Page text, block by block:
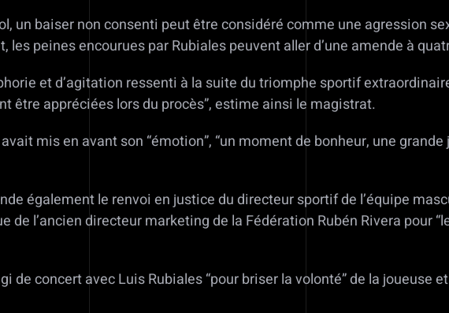
un baiser non consenti peut être considéré comme une agression
peines encourues par Rubiales peuvent aller d’une amende à
et d’agitation ressenti à la suite du triomphe sportif
être appréciées lors du procès”, estime ainsi le magistrat.
mis en avant son “émotion”, “un moment de bonheur, une
également le renvoi en justice du directeur sportif de l’équipe
l’ancien directeur marketing de la Fédération Rubén Rivera pour
concert avec Luis Rubiales “pour briser la volonté” de la joueuse